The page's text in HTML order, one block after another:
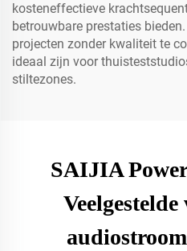
kosteneffectieve
betrouwbare prestaties
projecten zonder kwaliteit te
ideaal zijn voor
stiltezones.
SAIJIA